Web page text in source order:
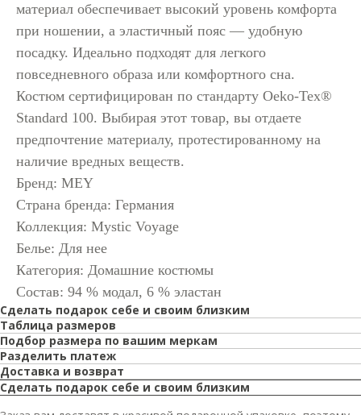
материал обеспечивает высокий уровень комфорта
при ношении, а эластичный пояс — удобную
посадку. Идеально подходят для легкого
повседневного образа или комфортного сна.
Костюм сертифицирован по стандарту Oeko-Tex®
Standard 100. Выбирая этот товар, вы отдаете
предпочтение материалу, протестированному на
наличие вредных веществ.
Бренд: MEY
Страна бренда: Германия
Коллекция: Mystic Voyage
Белье: Для нее
Категория: Домашние костюмы
Состав: 94 % модал, 6 % эластан
Сделать подарок себе и своим близким
Таблица размеров
Подбор размера по вашим меркам
Разделить платеж
Доставка и возврат
Сделать подарок себе и своим близким